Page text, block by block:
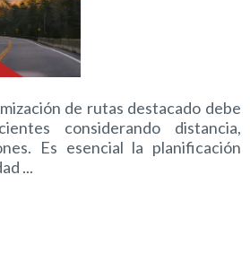
de rutas destacado debe
considerando distancia,
Es esencial la planificación
...